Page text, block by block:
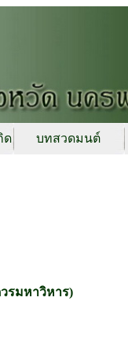
ด บทสวดมนต์
รมหาวิหาร)